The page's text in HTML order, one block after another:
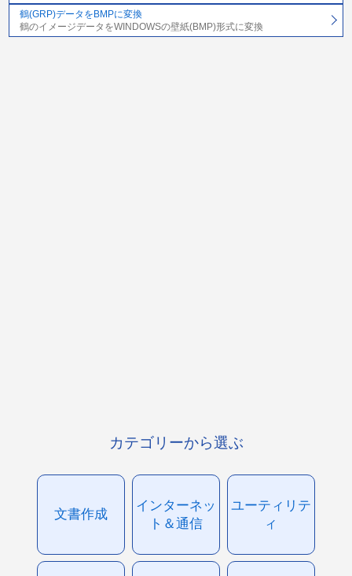
鶴(GRP)データをBMPに変換
鶴のイメージデータをWINDOWSの壁紙(BMP)形式に変換
カテゴリーから選ぶ
文書作成
インターネッ
ト＆通信
ユーティリテ
ィ